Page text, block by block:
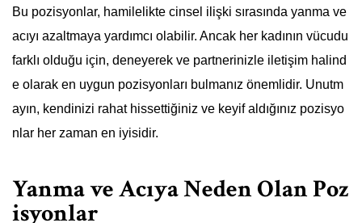
Bu pozisyonlar, hamilelikte cinsel ilişki sırasında yanma ve
acıyı azaltmaya yardımcı olabilir. Ancak her kadının vücudu
farklı olduğu için, deneyerek ve partnerinizle iletişim halind
e olarak en uygun pozisyonları bulmanız önemlidir. Unutm
ayın, kendinizi rahat hissettiğiniz ve keyif aldığınız pozisyo
nlar her zaman en iyisidir.
Yanma ve Acıya Neden Olan Poz
isyonlar